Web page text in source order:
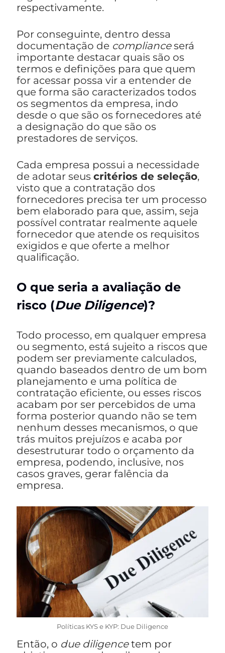
respectivamente.
Por conseguinte, dentro dessa
documentação de complianceserá
importante destacar quais são os
termos e definições para que quem
for acessar possa vir a entender de
que forma são caracterizados todos
os segmentos da empresa, indo
desde o que são os fornecedores até
a designação do que são os
prestadores de serviços.
Cada empresa possui a necessidade
de adotar seus critérios de seleção,
visto que a contratação dos
fornecedores precisa ter um processo
bem elaborado para que, assim, seja
possível contratar realmente aquele
fornecedor que atende os requisitos
exigidos e que oferte a melhor
qualificação.
O que seria a avaliação de
risco (Due Diligence)?
Todo processo, em qualquer empresa
ou segmento, está sujeito a riscos que
podem ser previamente calculados,
quando baseados dentro de um bom
planejamento e uma política de
contratação eficiente, ou esses riscos
acabam por ser percebidos de uma
forma posterior quando não se tem
nenhum desses mecanismos, o que
trás muitos prejuízos e acaba por
desestruturar todo o orçamento da
empresa, podendo, inclusive, nos
casos graves, gerar falência da
empresa.
Políticas KYS e KYP: Due Diligence
Então, o due diligencetem por